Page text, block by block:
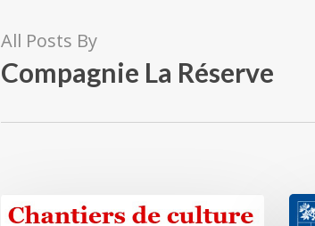
All Posts By
Compagnie La Réserve